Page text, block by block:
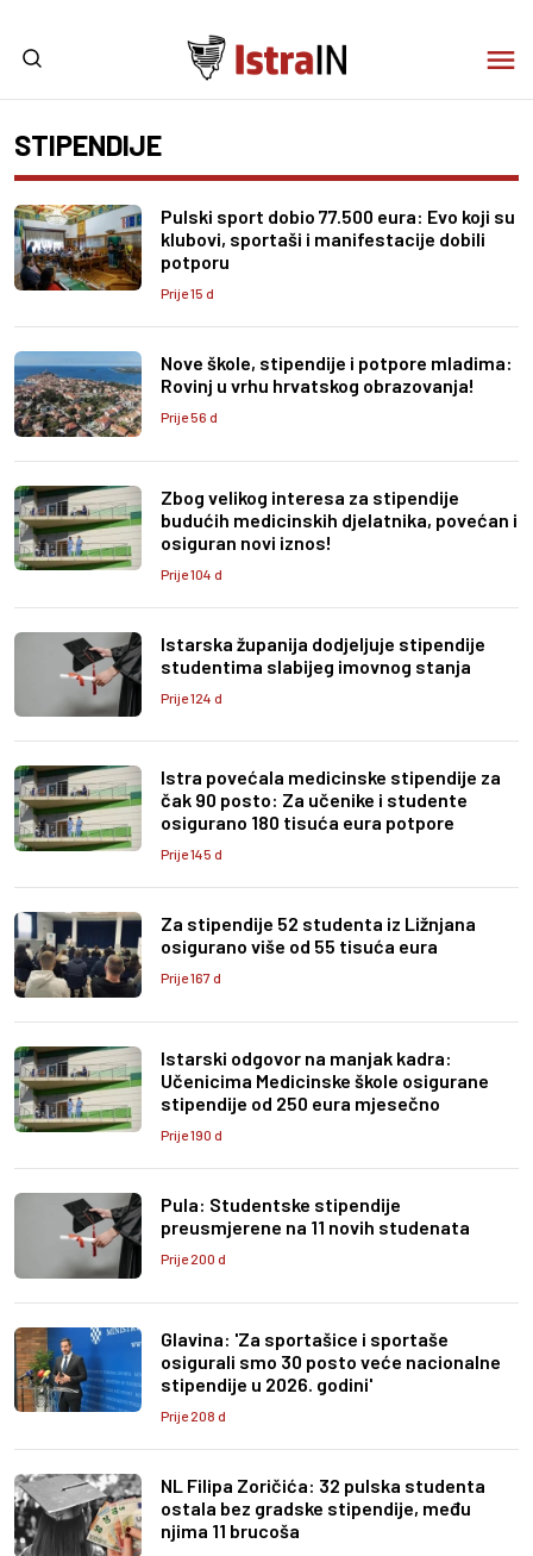
STIPENDIJE
Pulski sport dobio 77.500 eura: Evo koji su
klubovi, sportaši i manifestacije dobili
potporu
Prije 15 d
Nove škole, stipendije i potpore mladima:
Rovinj u vrhu hrvatskog obrazovanja!
Prije 56 d
Zbog velikog interesa za stipendije
budućih medicinskih djelatnika, povećan i
osiguran novi iznos!
Prije 104 d
Istarska županija dodjeljuje stipendije
studentima slabijeg imovnog stanja
Prije 124 d
Istra povećala medicinske stipendije za
čak 90 posto: Za učenike i studente
osigurano 180 tisuća eura potpore
Prije 145 d
Za stipendije 52 studenta iz Ližnjana
osigurano više od 55 tisuća eura
Prije 167 d
Istarski odgovor na manjak kadra:
Učenicima Medicinske škole osigurane
stipendije od 250 eura mjesečno
Prije 190 d
Pula: Studentske stipendije
preusmjerene na 11 novih studenata
Prije 200 d
Glavina: 'Za sportašice i sportaše
osigurali smo 30 posto veće nacionalne
stipendije u 2026. godini'
Prije 208 d
NL Filipa Zoričića: 32 pulska studenta
ostala bez gradske stipendije, među
njima 11 brucoša